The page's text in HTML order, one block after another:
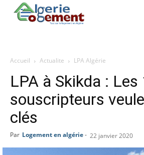
Accueil Actualite LPA Algérie
LPA à Skikda : Les
souscripteurs
clés
Par Logement en algérie- 22 janvier 2020